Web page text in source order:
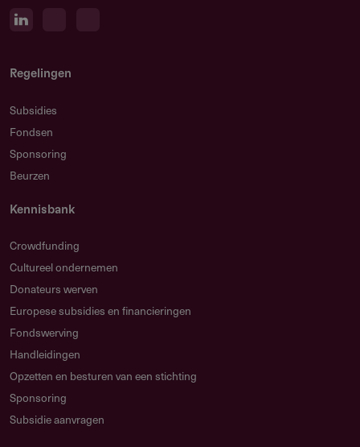
Regelingen
Subsidies
Fondsen
Sponsoring
Beurzen
Kennisbank
Crowdfunding
Cultureel ondernemen
Donateurs werven
Europese subsidies en financieringen
Fondswerving
Handleidingen
Opzetten en besturen van een stichting
Sponsoring
Subsidie aanvragen